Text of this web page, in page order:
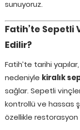
sunuyoruz.
Fatih’te Sepetli
Edilir?
Fatih’te tarihi
nedeniyle kiralık
sağlar. Sepetli
kontrollü ve hassas
özellikle